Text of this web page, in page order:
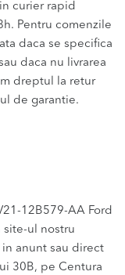
curier rapid
Pentru comenzile
daca se specifica
daca nu livrarea
dreptul la retur
de garantie.
12B579-AA Ford
site-ul nostru
anunt sau direct
30B, pe Centura